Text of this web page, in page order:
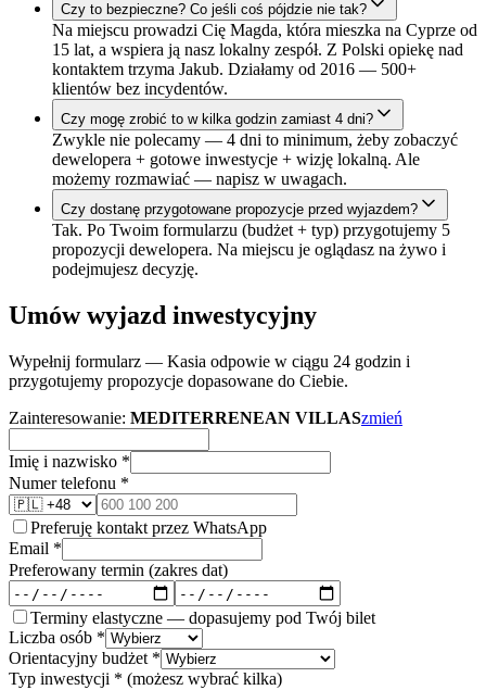
Czy to bezpieczne? Co jeśli coś pójdzie nie tak?
Na miejscu prowadzi Cię Magda, która mieszka na Cyprze od
15 lat, a wspiera ją nasz lokalny zespół. Z Polski opiekę nad
kontaktem trzyma Jakub. Działamy od 2016 — 500+
klientów bez incydentów.
Czy mogę zrobić to w kilka godzin zamiast 4 dni?
Zwykle nie polecamy — 4 dni to minimum, żeby zobaczyć
dewelopera + gotowe inwestycje + wizję lokalną. Ale
możemy rozmawiać — napisz w uwagach.
Czy dostanę przygotowane propozycje przed wyjazdem?
Tak. Po Twoim formularzu (budżet + typ) przygotujemy 5
propozycji dewelopera. Na miejscu je oglądasz na żywo i
podejmujesz decyzję.
Umów wyjazd inwestycyjny
Wypełnij formularz — Kasia odpowie w ciągu 24 godzin i
przygotujemy propozycje dopasowane do Ciebie.
Zainteresowanie: MEDITERRENEAN VILLASzmień
Imię i nazwisko *
Numer telefonu *
Preferuję kontakt przez WhatsApp
Email *
Preferowany termin (zakres dat)
Terminy elastyczne — dopasujemy pod Twój bilet
Liczba osób *
Orientacyjny budżet *
Typ inwestycji * (możesz wybrać kilka)